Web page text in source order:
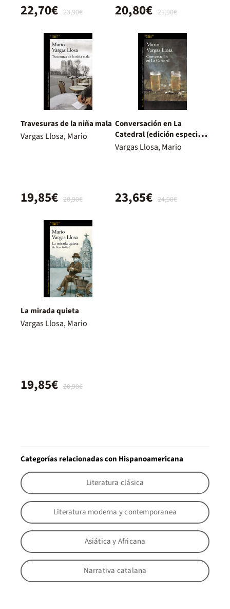
23,90€
22,70€ 21,90€
20,80€
Travesuras de la niña mala
Vargas Llosa, Mario
20,90€
19,85€
Conversación en La
Catedral (edición especial
50.º aniversario)
Vargas Llosa, Mario
24,90€
23,65€
La mirada quieta
Vargas Llosa, Mario
20,90€
19,85€
Categorías relacionadas con Hispanoamericana
Literatura clásica
Literatura moderna y contemporanea
Asiática y Africana
Narrativa catalana